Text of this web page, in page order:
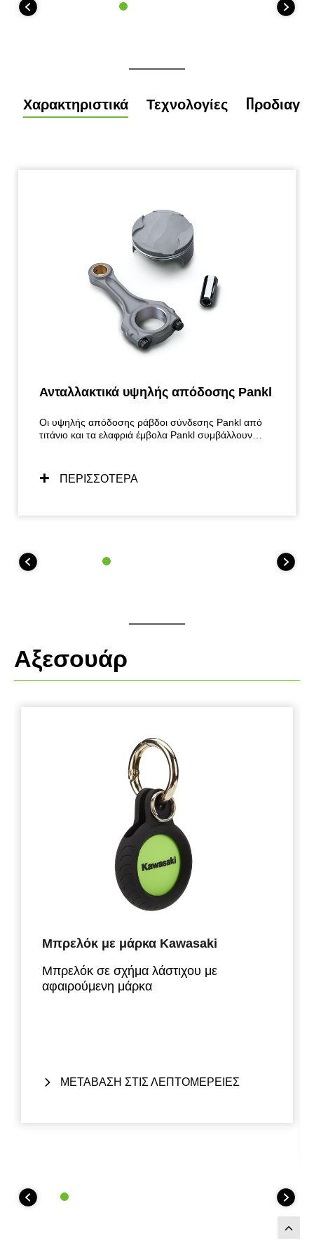
Χαρακτηριστικά Τεχνολογίες
Ανταλλακτικά υψηλής απόδοσης Pankl
Οι υψηλής απόδοσης ράβδοι σύνδεσης Pankl από
τιτάνιο και τα ελαφριά έμβολα Pankl συμβάλλουν
ΠΕΡΙΣΣΟΤΕΡΑ
Αξεσουάρ
Μπρελόκ με μάρκα Kawasaki
Μπρελόκ σε σχήμα λάστιχου με
αφαιρούμενη μάρκα
ΜΕΤΑΒΑΣΗ ΣΤΙΣ ΛΕΠΤΟΜΕΡΕΙΕΣ